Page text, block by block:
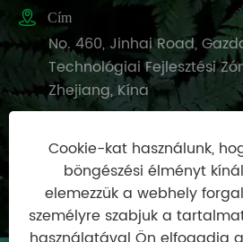
 Cím
No. 460, Jinhai Road,
Technológiai Fejlesztési
Zhejiang, Kína
Cookie-kat használunk,
böngészési élményt
elemezzük a webhely
személyre szabjuk a